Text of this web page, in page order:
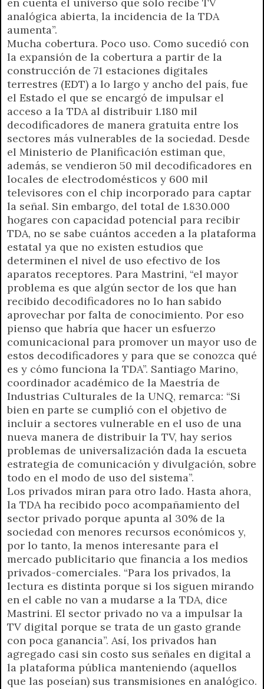
analógica abierta, la incidencia de la TDA
aumenta”.
Mucha cobertura. Poco uso. Como sucedió con
la expansión de la cobertura a partir de la
construcción de 71 estaciones digitales
terrestres (EDT) a lo largo y ancho del país, fue
el Estado el que se encargó de impulsar el
acceso a la TDA al distribuir 1.180 mil
decodificadores de manera gratuita entre los
sectores más vulnerables de la sociedad. Desde
el Ministerio de Planificación estiman que,
además, se vendieron 50 mil decodificadores en
locales de electrodomésticos y 600 mil
televisores con el chip incorporado para captar
la señal. Sin embargo, del total de 1.830.000
hogares con capacidad potencial para recibir
TDA, no se sabe cuántos acceden a la plataforma
estatal ya que no existen estudios que
determinen el nivel de uso efectivo de los
aparatos receptores. Para Mastrini, “el mayor
problema es que algún sector de los que han
recibido decodificadores no lo han sabido
aprovechar por falta de conocimiento. Por eso
pienso que habría que hacer un esfuerzo
comunicacional para promover un mayor uso de
estos decodificadores y para que se conozca qué
es y cómo funciona la TDA”. Santiago Marino,
coordinador académico de la Maestría de
Industrias Culturales de la UNQ, remarca: “Si
bien en parte se cumplió con el objetivo de
incluir a sectores vulnerable en el uso de una
nueva manera de distribuir la TV, hay serios
problemas de universalización dada la escueta
estrategia de comunicación y divulgación, sobre
todo en el modo de uso del sistema”.
Los privados miran para otro lado. Hasta ahora,
la TDA ha recibido poco acompañamiento del
sector privado porque apunta al 30% de la
sociedad con menores recursos económicos y,
por lo tanto, la menos interesante para el
mercado publicitario que financia a los medios
privados-comerciales. “Para los privados, la
lectura es distinta porque si los siguen mirando
en el cable no van a mudarse a la TDA, dice
Mastrini. El sector privado no va a impulsar la
TV digital porque se trata de un gasto grande
con poca ganancia”. Así, los privados han
agregado casi sin costo sus señales en digital a
la plataforma pública manteniendo (aquellos
que las poseían) sus transmisiones en analógico.